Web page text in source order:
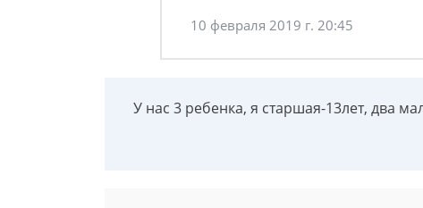
10 февраля 2019 г. 20:45
У нас 3 ребенка, я старшая-13лет, два